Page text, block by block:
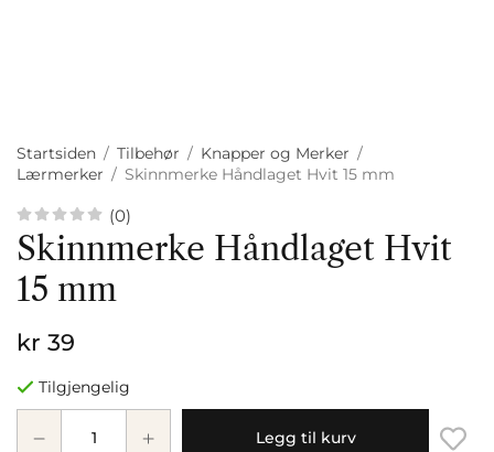
Startsiden / Tilbehør / Knapper og Merker /
Lærmerker / Skinnmerke Håndlaget Hvit 15 mm
(0)
Skinnmerke Håndlaget Hvit
15 mm
kr 39
Tilgjengelig
Legg til kurv